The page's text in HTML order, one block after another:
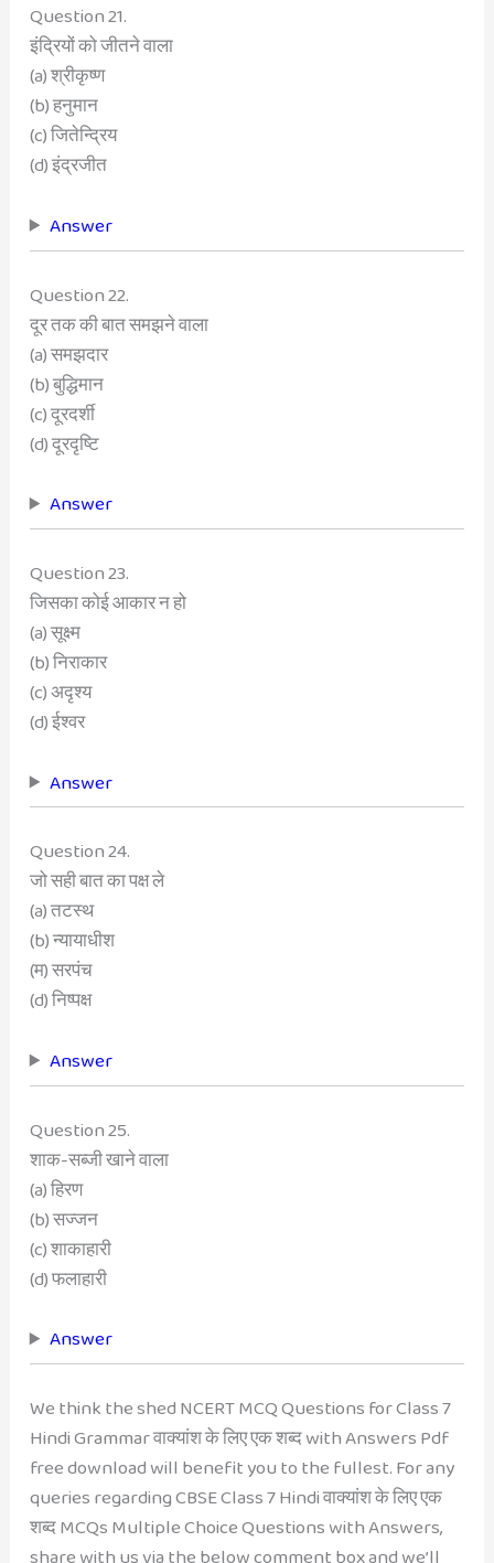
Question 21.
इंद्रियों को जीतने वाला
(a) श्रीकृष्ण
(b) हनुमान
(c) जितेन्द्रिय
(d) इंद्रजीत
Answer
Question 22.
दूर तक की बात समझने वाला
(a) समझदार
(b) बुद्धिमान
(c) दूरदर्शी
(d) दूरदृष्टि
Answer
Question 23.
जिसका कोई आकार न हो
(a) सूक्ष्म
(b) निराकार
(c) अदृश्य
(d) ईश्वर
Answer
Question 24.
जो सही बात का पक्ष ले
(a) तटस्थ
(b) न्यायाधीश
(म) सरपंच
(d) निष्पक्ष
Answer
Question 25.
शाक-सब्जी खाने वाला
(a) हिरण
(b) सज्जन
(c) शाकाहारी
(d) फलाहारी
Answer
We think the shed NCERT MCQ Questions for Class 7
Hindi Grammar वाक्यांश के लिए एक शब्द with Answers Pdf
free download will benefit you to the fullest. For any
queries regarding CBSE Class 7 Hindi वाक्यांश के लिए एक
शब्द MCQs Multiple Choice Questions with Answers,
share with us via the below comment box and we’ll